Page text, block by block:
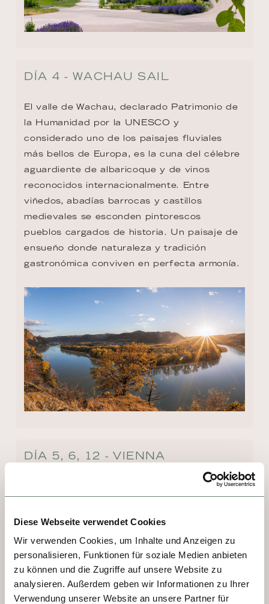
Diese Webseite verwendet Cookies
Wir verwenden Cookies, um Inhalte und Anzeigen zu
personalisieren, Funktionen für soziale Medien anbieten
zu können und die Zugriffe auf unsere Website zu
analysieren. Außerdem geben wir Informationen zu Ihrer
Verwendung unserer Website an unsere Partner für
DÍA 4 - WACHAU SAIL
El valle de Wachau, declarado Patrimonio de
la Humanidad por la UNESCO y
considerado uno de los paisajes fluviales
más bellos de Europa, es la cuna del célebre
aguardiente de albaricoque y de vinos
reconocidos internacionalmente. Entre
viñedos, abadías barrocas y castillos
medievales se esconden pintorescos
pueblos cargados de historia. Un paisaje de
ensueño donde naturaleza y tradición
gastronómica conviven en perfecta armonía.
DÍA 5, 6, 12 - VIENNA
Viena es una sinfonía de elegancia imperial y
imperios, hoy seduce con sus palacios
museos de clase mundial. Aquí resonaron
Mozart y Strauss, pero también vibra el arte
contemporáneo. Cafeterías históricas invitan
a saborear un Apfelstrudel, mientras